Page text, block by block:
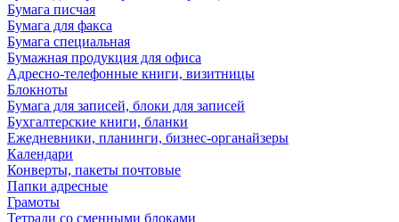
Бумага писчая
Бумага для факса
Бумага специальная
Бумажная продукция для офиса
Адресно-телефонные книги, визитницы
Блокноты
Бумага для записей, блоки для записей
Бухгалтерские книги, бланки
Ежедневники, планинги, бизнес-органайзеры
Календари
Конверты, пакеты почтовые
Папки адресные
Грамоты
Тетради со сменными блоками